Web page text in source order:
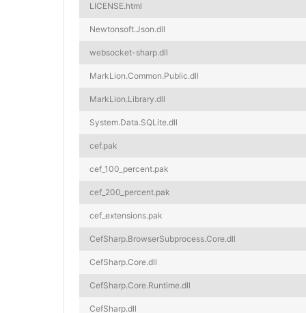
LICENSE.html
Newtonsoft.Json.dll
websocket-sharp.dll
MarkLion.Common.Public.dll
MarkLion.Library.dll
System.Data.SQLite.dll
cef.pak
cef_100_percent.pak
cef_200_percent.pak
cef_extensions.pak
CefSharp.BrowserSubprocess.Core.dll
CefSharp.Core.dll
CefSharp.Core.Runtime.dll
CefSharp.dll